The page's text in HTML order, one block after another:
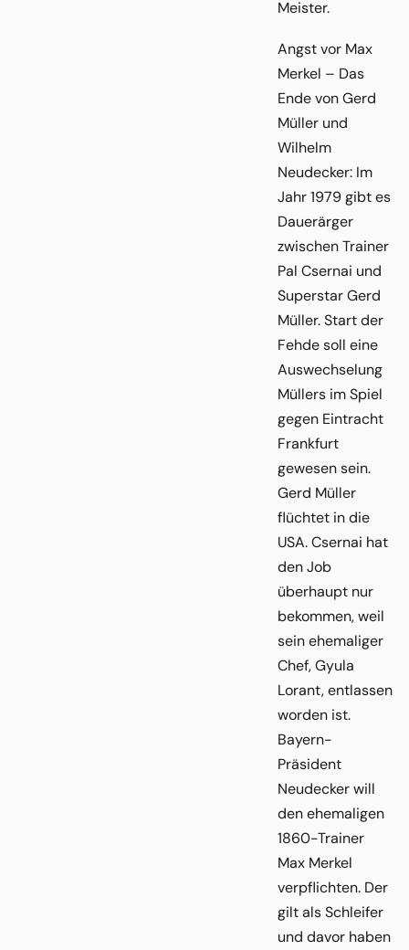
Meister.
Angst vor Max
Merkel – Das
Ende von Gerd
Müller und
Wilhelm
Neudecker: Im
Jahr 1979 gibt es
Dauerärger
zwischen Trainer
Pal Csernai und
Superstar Gerd
Müller. Start der
Fehde soll eine
Auswechselung
Müllers im Spiel
gegen Eintracht
Frankfurt
gewesen sein.
Gerd Müller
flüchtet in die
USA. Csernai hat
den Job
überhaupt nur
bekommen, weil
sein ehemaliger
Chef, Gyula
Lorant, entlassen
worden ist.
Bayern-
Präsident
Neudecker will
den ehemaligen
1860-Trainer
Max Merkel
verpflichten. Der
gilt als Schleifer
und davor haben